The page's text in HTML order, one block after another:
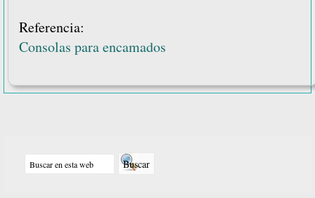
Referencia:
Consolas para encamados
lateral